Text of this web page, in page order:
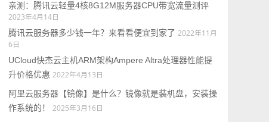
亲测：腾讯云轻量4核8G12M服务器CPU带宽流量测评
2023年4月14日
腾讯云服务器多少钱一年？来看看便宜到家了 2022年11月
6日
UCloud快杰云主机ARM架构Ampere Altra处理器性能提
升价格优惠 2022年4月13日
阿里云服务器【镜像】是什么？镜像就是装机盘，安装操
作系统的！
2025年3月16日